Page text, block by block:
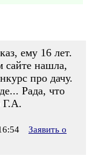
ему 16 лет.
сайте нашла,
про дачу.
Рада, что
Г.А.
Заявить о